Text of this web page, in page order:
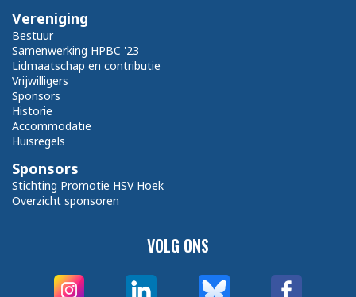
VOLG ONS
Vereniging
Bestuur
Samenwerking HPBC '23
Lidmaatschap en contributie
Vrijwilligers
Sponsors
Historie
Accommodatie
Huisregels
Sponsors
Stichting Promotie HSV Hoek
Overzicht sponsoren